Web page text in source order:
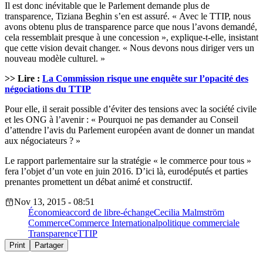
Il est donc inévitable que le Parlement demande plus de
transparence, Tiziana Beghin s’en est assuré. « Avec le TTIP, nous
avons obtenu plus de transparence parce que nous l’avons demandé,
cela ressemblait presque à une concession », explique-t-elle, insistant
que cette vision devait changer. « Nous devons nous diriger vers un
nouveau modèle culturel. »
>> Lire : La Commission risque une enquête sur l’opacité des
négociations du TTIP
Pour elle, il serait possible d’éviter des tensions avec la société civile
et les ONG à l’avenir : « Pourquoi ne pas demander au Conseil
d’attendre l’avis du Parlement européen avant de donner un mandat
aux négociateurs ? »
Le rapport parlementaire sur la stratégie « le commerce pour tous »
fera l’objet d’un vote en juin 2016. D’ici là, eurodéputés et parties
prenantes promettent un débat animé et constructif.
Nov 13, 2015 - 08:51
Économieaccord de libre-échangeCecilia Malmström
CommerceCommerce Internationalpolitique commerciale
TransparenceTTIP
Print Partager